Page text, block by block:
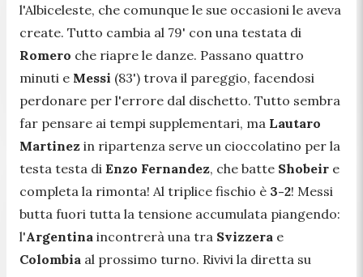
l'Albiceleste, che comunque le sue occasioni le aveva
create. Tutto cambia al 79' con una testata di
Romero che riapre le danze. Passano quattro
minuti e Messi (83') trova il pareggio, facendosi
perdonare per l'errore dal dischetto. Tutto sembra
far pensare ai tempi supplementari, ma Lautaro
Martinez in ripartenza serve un cioccolatino per la
testa testa di Enzo Fernandez, che batte Shobeir e
completa la rimonta! Al triplice fischio è 3-2! Messi
butta fuori tutta la tensione accumulata piangendo:
l'Argentina incontrerà una tra Svizzera e
Colombia al prossimo turno. Rivivi la diretta su